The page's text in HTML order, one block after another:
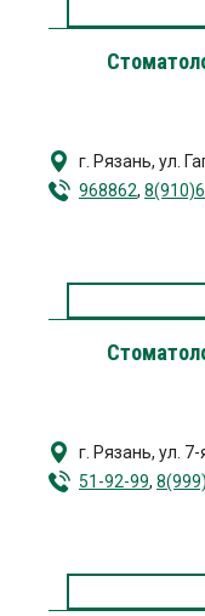
г. Рязань, ул.
968862,
г. Рязань, ул.
51-92-99,